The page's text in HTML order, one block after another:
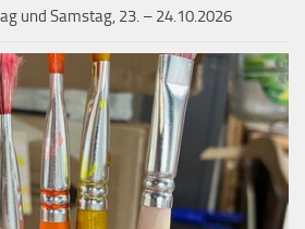
und Samstag, 23. – 24.10.2026